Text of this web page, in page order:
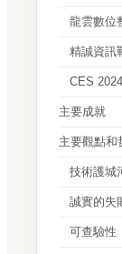
龍雲數位
精誠資訊
CES
主要成就
主要觀點和
技術護城
誠實的失
可查驗性